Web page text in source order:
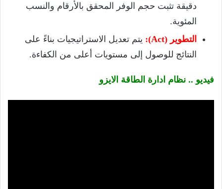
دقيقة تثبت حجم الوفر المحقق بالأرقام والنسب
المئوية.
التطوير (Act):
يتم تعديل الاستراتيجيات بناءً على
النتائج للوصول إلى مستويات أعلى من الكفاءة.
فيديو .. نظام ادارة الطاقة الايزو